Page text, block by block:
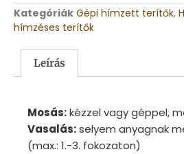
Kategóriák Gépi hímzett terítők,
hímzéses terítők
Leírás
Mosás:kézzel vagy géppel,
Vasalás:selyem anyagnak
(max.: 1.-3. fokozaton)